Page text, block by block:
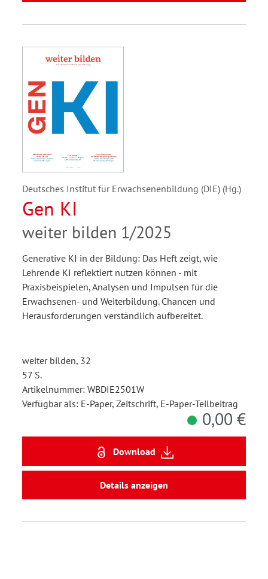
Deutsches Institut für Erwachsenenbildung (DIE) (Hg.)
Gen KI
weiter bilden 1/2025
Generative KI in der Bildung: Das Heft zeigt, wie
Lehrende KI reflektiert nutzen können - mit
Praxisbeispielen, Analysen und Impulsen für die
Erwachsenen- und Weiterbildung. Chancen und
Herausforderungen verständlich aufbereitet.
weiter bilden, 32
57 S.
Artikelnummer: WBDIE2501W
Verfügbar als: E-Paper, Zeitschrift, E-Paper-Teilbeitrag
0,00 €
Download
Details anzeigen